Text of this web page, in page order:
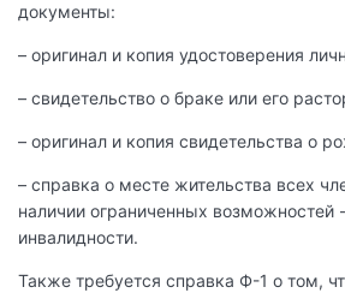
документы:
– оригинал и копия удостоверения
– свидетельство о браке или его
– оригинал и копия свидетельства о
– справка о месте жительства всех
наличии ограниченных возможностей
инвалидности.
Также требуется справка Ф-1 о том,